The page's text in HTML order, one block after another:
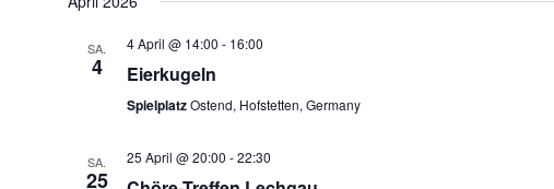
SA.
4
4 April @ 14:00 - 16:00
Eierkugeln
SpielplatzOstend, Hofstetten, Germany
SA.
25
25 April @ 20:00 -22:30